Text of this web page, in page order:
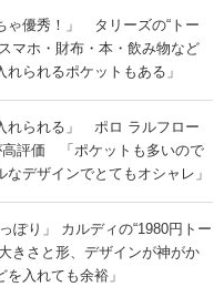
ゃ優秀！」 タリーズの“トー
マホ・財布・本・飲み物など
られるポケットもある」
れられる」 ポロ ラルフロー
高評価 「ポケットも多いので
デザインでとてもオシャレ」
ぽり」 カルディの“1980円トー
きさと形、デザインが神がか
入れても余裕」